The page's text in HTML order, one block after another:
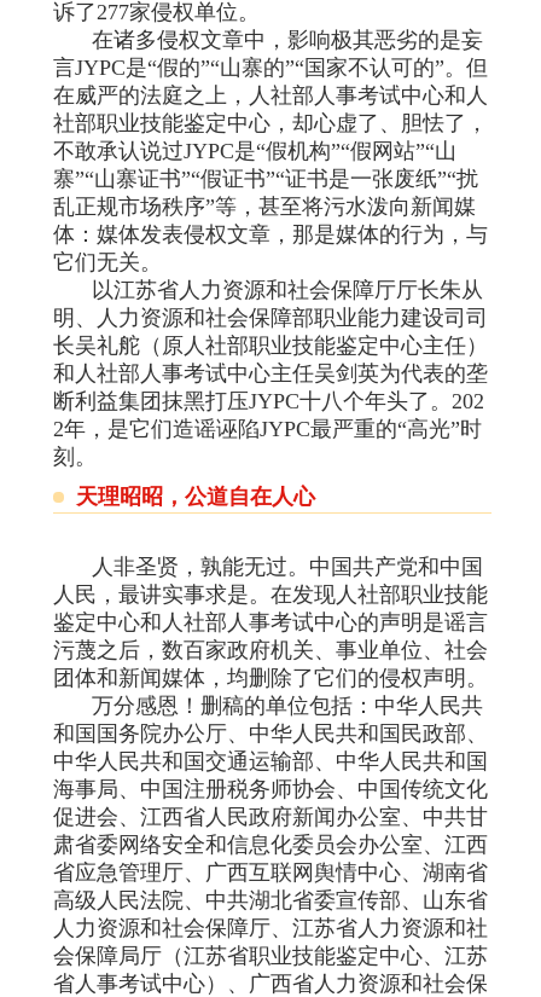
诉了277家侵权单位。
在诸多侵权文章中，影响极其恶劣的是妄
言JYPC是“假的”“山寨的”“国家不认可的”。但
在威严的法庭之上，人社部人事考试中心和人
社部职业技能鉴定中心，却心虚了、胆怯了，
不敢承认说过JYPC是“假机构”“假网站”“山
寨”“山寨证书”“假证书”“证书是一张废纸”“扰
乱正规市场秩序”等，甚至将污水泼向新闻媒
体：媒体发表侵权文章，那是媒体的行为，与
它们无关。
以江苏省人力资源和社会保障厅厅长朱从
明、人力资源和社会保障部职业能力建设司司
长吴礼舵（原人社部职业技能鉴定中心主任）
和人社部人事考试中心主任吴剑英为代表的垄
断利益集团抹黑打压JYPC十八个年头了。202
2年，是它们造谣诬陷JYPC最严重的“高光”时
刻。
天理昭昭，公道自在人心
人非圣贤，孰能无过。中国共产党和中国
人民，最讲实事求是。在发现人社部职业技能
鉴定中心和人社部人事考试中心的声明是谣言
污蔑之后，数百家政府机关、事业单位、社会
团体和新闻媒体，均删除了它们的侵权声明。
万分感恩！删稿的单位包括：中华人民共
和国国务院办公厅、中华人民共和国民政部、
中华人民共和国交通运输部、中华人民共和国
海事局、中国注册税务师协会、中国传统文化
促进会、江西省人民政府新闻办公室、中共甘
肃省委网络安全和信息化委员会办公室、江西
省应急管理厅、广西互联网舆情中心、湖南省
高级人民法院、中共湖北省委宣传部、山东省
人力资源和社会保障厅、江苏省人力资源和社
会保障局厅（江苏省职业技能鉴定中心、江苏
省人事考试中心）、广西省人力资源和社会保